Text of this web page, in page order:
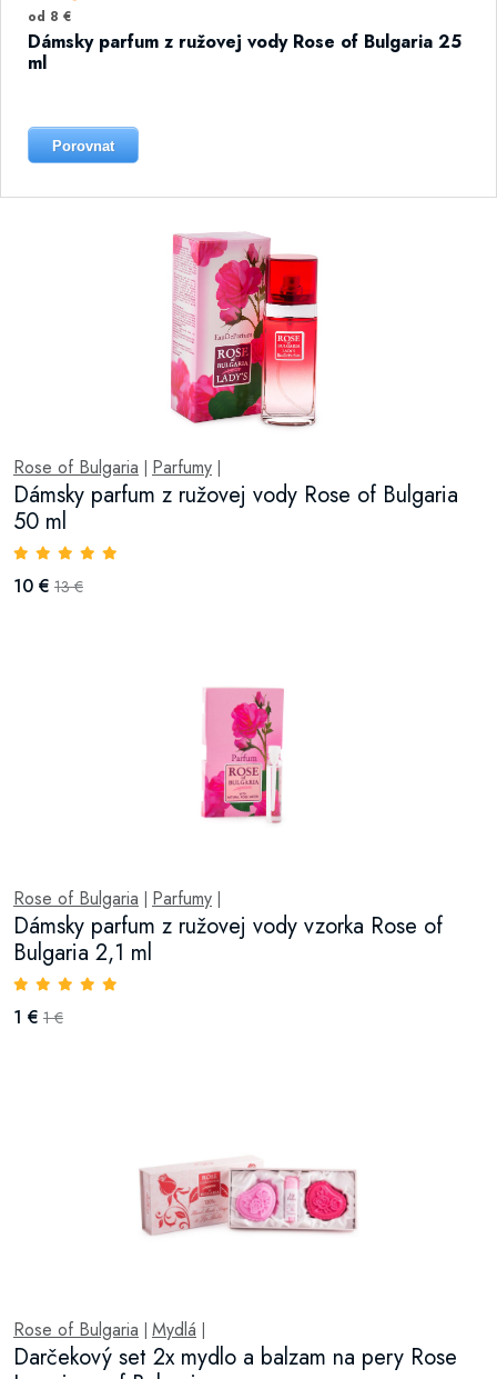
od 8 €
Dámsky parfum z ružovej vody Rose of Bulgaria 25
ml
Porovnat
Rose of Bulgaria Parfumy
Dámsky parfum z ružovej vody Rose of Bulgaria
50 ml
10 € 13 €
Rose of Bulgaria Parfumy
Dámsky parfum z ružovej vody vzorka Rose of
Bulgaria 2,1 ml
1 € 1 €
Rose of Bulgaria Mydlá
Darčekový set 2x mydlo a balzam na pery Rose